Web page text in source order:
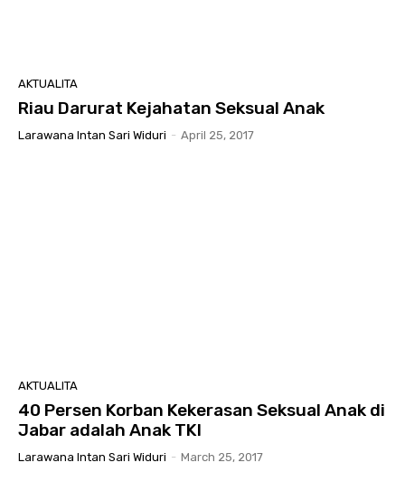
AKTUALITA
Riau Darurat Kejahatan Seksual Anak
Larawana Intan Sari Widuri - April 25, 2017
AKTUALITA
40 Persen Korban Kekerasan Seksual Anak di
Jabar adalah Anak TKI
Larawana Intan Sari Widuri - March 25, 2017